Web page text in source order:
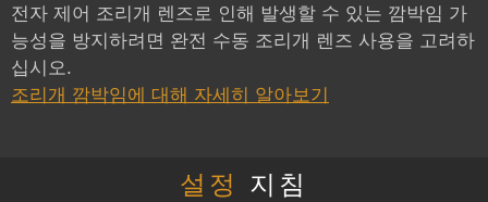
전자 제어 조리개 렌즈로 인해 발생할 수 있는 깜박임 가
능성을 방지하려면 완전 수동 조리개 렌즈 사용을 고려하
십시오.
조리개 깜박임에 대해 자세히 알아보기
설정 지침